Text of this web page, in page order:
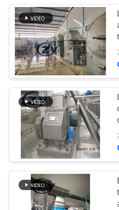
NOUVELLES
DEMANDEZ
UNE
CITATION
PLAN
SITE
PRIVACY
POLICY
Machine
farine de
Pompe
boîte de